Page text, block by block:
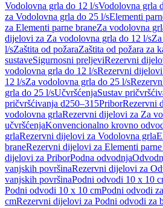
Vodolovna grla do 12 l/sVodolovna grla
za Vodolovna grla do 25 l/sElementi
za Elementi parne braneZa vodolovna
dijelovi za Za vodolovna grla do 12 l/s
l/sZaštita od požaraZaštita od požara za
sustaveSigurnosni preljeviRezervni
vodolovna grla do 12 l/sRezervni
12 l/sZa vodolovna grla do 25 l/s
grla do 25 l/sUčvršćenjaSustav
pričvršćivanja d250–315PriborRezervni
vodolovna grlaRezervni dijelovi za Za
učvršćenjaKonvencionalno krovno
grlaRezervni dijelovi za Vodolovna grla
braneRezervni dijelovi za Elementi parne
dijelovi za PriborPodna odvodnja
vanjskih površinaRezervni dijelovi za
vanjskih površinaPodni odvodi 10 x 10
Podni odvodi 10 x 10 cmPodni odvodi
cmRezervni dijelovi za Podni odvodi za